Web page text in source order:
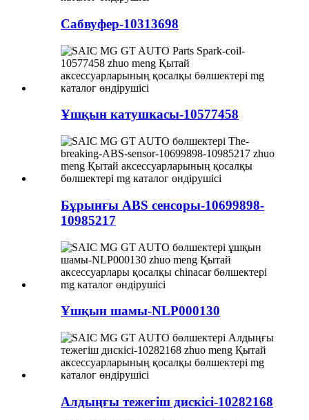
Сабвуфер-10313698
Ұшқын катушкасы-10577458
Бұрынғы ABS сенсоры-10699898-
10985217
Ұшқын шамы-NLP000130
Алдыңғы тежегіш дискісі-10282168